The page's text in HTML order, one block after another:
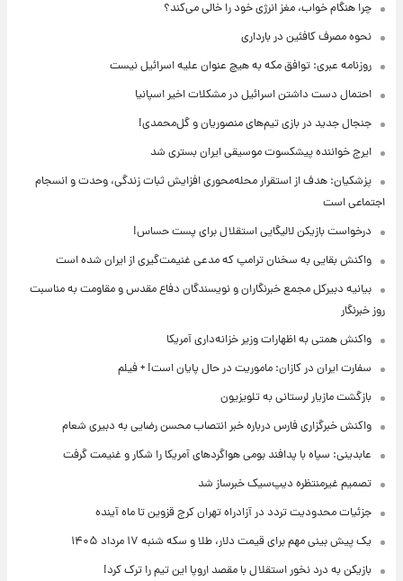
چرا هنگام خواب، مغز انرژی خود را خالی می‌کند؟
نحوه مصرف کافئین در بارداری
روزنامه عبری: توافق مکه به هیچ عنوان علیه اسرائیل نیست
احتمال دست داشتن اسرائیل در مشکلات اخیر اسپانیا
جنجال جدید در بازی تیم‌های منصوریان و گل‌محمدی!
ایرج خواننده پیشکسوت موسیقی ایران بستری شد
پزشکیان: هدف از استقرار محله‌محوری افزایش ثبات زندگی، وحدت و انسجام
اجتماعی است
درخواست بازیکن لالیگایی استقلال برای پست حساس!
واکنش بقایی به سخنان ترامپ که مدعی غنیمت‌گیری از ایران شده است
بیانیه دبیرکل مجمع خبرنگاران و نویسندگان دفاع مقدس و مقاومت به مناسبت
روز خبرنگار
واکنش همتی به اظهارات وزیر خزانه‌داری آمریکا
سفارت ایران در کازان: ماموریت در حال پایان است! + فیلم
بازگشت مازیار لرستانی به تلویزیون
واکنش خبرگزاری فارس درباره خبر انتصاب محسن رضایی به دبیری شعام
عابدینی: سپاه با پدافند بومی هواگردهای آمریکا را شکار و غنیمت گرفت
تصمیم غیرمنتظره دیپ‌سیک خبرساز شد
جزئیات محدودیت تردد در آزادراه تهران کرج قزوین تا ماه آینده
یک پیش ‌بینی مهم برای قیمت دلار، طلا و سکه شنبه ۱۷ مرداد ۱۴۰۵
بازیکن به درد نخور استقلال با مقصد اروپا این تیم را ترک کرد!